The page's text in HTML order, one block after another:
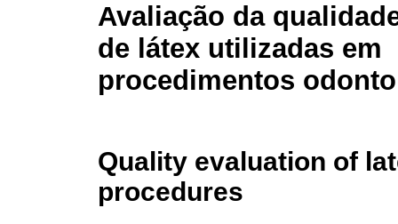
Avaliação da
de látex utilizadas em
procedimentos
Quality evaluation of
procedures